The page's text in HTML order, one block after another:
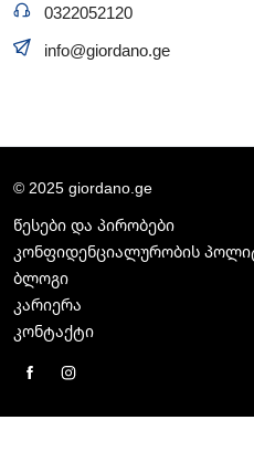
0322052120
info@giordano.ge
© 2025 giordano.ge
წესები და პირობები
კონფიდენციალურობის
ბლოგი
კარიერა
კონტაქტი